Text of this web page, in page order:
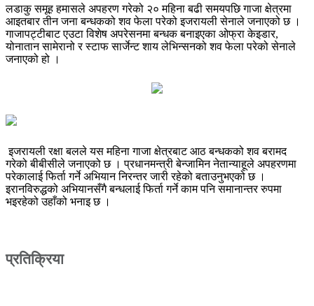
लडाकु समूह हमासले अपहरण गरेको २० महिना बढी समयपछि गाजा क्षेत्रमा
आइतबार तीन जना बन्धकको शव फेला परेको इजरायली सेनाले जनाएको छ ।
गाजापट्टीबाट एउटा विशेष अपरेसनमा बन्धक बनाइएका ओफ्रा केइडार,
योनातान सामेरानो र स्टाफ सार्जेन्ट शाय लेभिन्सनको शव फेला परेको सेनाले
जनाएको हो ।
इजरायली रक्षा बलले यस महिना गाजा क्षेत्रबाट आठ बन्धकको शव बरामद
गरेको बीबीसीले जनाएको छ । प्रधानमन्त्री बेन्जामिन नेतान्याहूले अपहरणमा
परेकालाई फिर्ता गर्ने अभियान निरन्तर जारी रहेको बताउनुभएको छ ।
इरानविरुद्धको अभियानसँगै बन्धलाई फिर्ता गर्ने काम पनि समानान्तर रुपमा
भइरहेको उहाँको भनाइ छ ।
प्रतिक्रिया